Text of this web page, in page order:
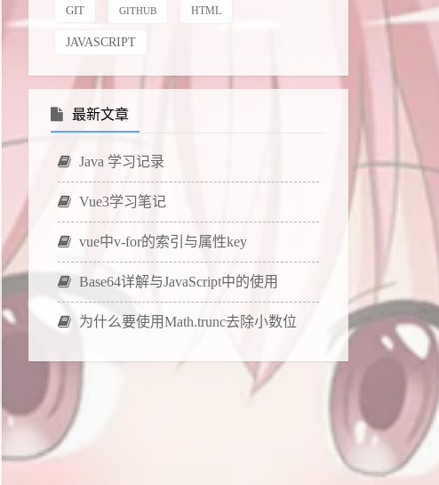
GIT GITHUB HTML
JAVASCRIPT
最新文章
Java 学习记录
Vue3学习笔记
vue中v-for的索引与属性key
Base64详解与JavaScript中的使用
为什么要使用Math.trunc去除小数位